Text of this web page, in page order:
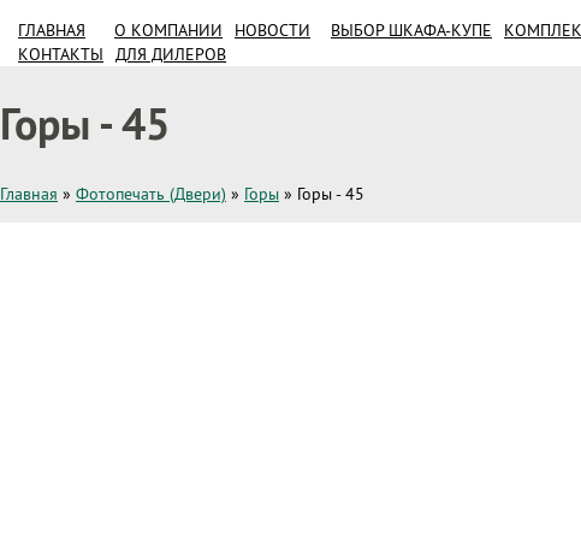
ГЛАВНАЯ О КОМПАНИИ НОВОСТИ ВЫБОР ШКАФА-КУПЕ
КОНТАКТЫ
ДЛЯ ДИЛЕРОВ
Горы - 45
Главная » Фотопечать (Двери) » Горы » Горы - 45